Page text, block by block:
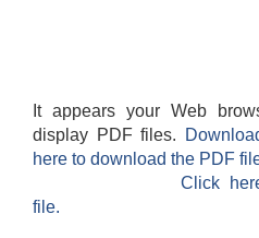
It appears your Web
display PDF files.
here to download the PDF
Click
file.